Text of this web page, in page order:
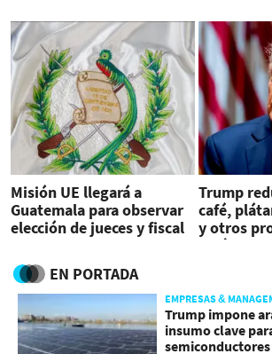
Centroamérica
Misión UE llegará a
Guatemala para observar
elección de jueces y fiscal
Trump
café,
y otros
agrícolas
EN PORTADA
EMPRESAS &
Trump impone
insumo clave